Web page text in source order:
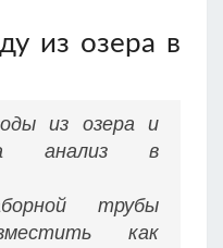
из озера в
из озера и
анализ в
трубы
как